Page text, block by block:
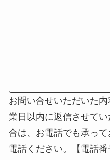
お問い合せいただいた
業日以内に返信させて
合は、お電話でも承っ
電話ください。【電話番